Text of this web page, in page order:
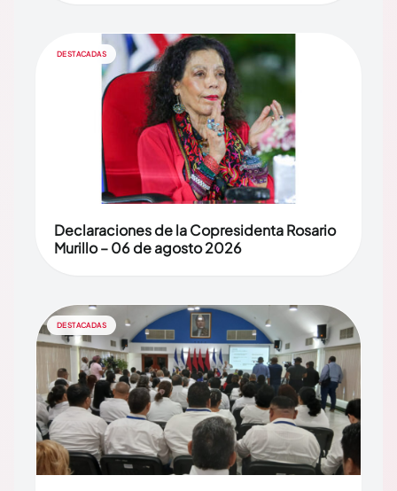
DESTACADAS
Declaraciones de la Copresidenta Rosario
Murillo – 06 de agosto 2026
DESTACADAS